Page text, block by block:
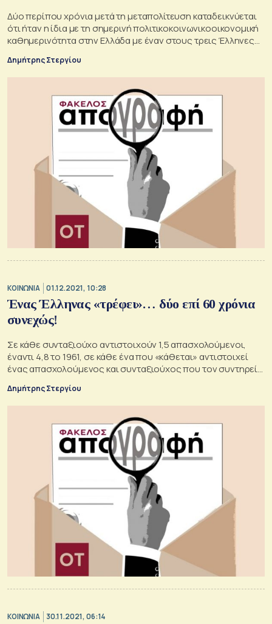
Δύο περίπου χρόνια μετά τη μεταπολίτευση καταδεικνύεται
ότι ήταν η ίδια με τη σημερινή πολιτικοκοινωνικοοικονομική
καθημερινότητα στην Ελλάδα με έναν στους τρεις Έλληνες
να ταΐζει τους δύο, οι εργαζόμενοι να αμείβονται λιγότερο
χωρίς να φταίνε ή να αμείβονται περισσότερο χωρίς να
Δημήτρης Στεργίου
ΚΟΙΝΩΝΙΑ 01.12.2021, 10:28
Ένας Έλληνας «τρέφει»… δύο επί 60 χρόνια
συνεχώς!
Σε κάθε συνταξιούχο αντιστοιχούν 1,5 απασχολούμενοι,
έναντι 4,8 το 1961, σε κάθε ένα που «κάθεται» αντιστοιχεί
ένας απασχολούμενος και συνταξιούχος που τον συντηρεί...
Δημήτρης Στεργίου
ΚΟΙΝΩΝΙΑ 30.11.2021, 06:14